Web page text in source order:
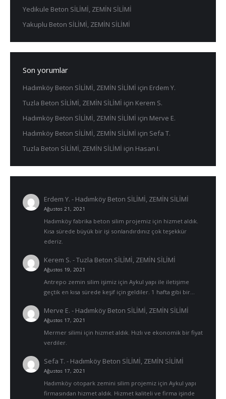
Yedikule Beton SİLİMİ, ZEMİN SİLİMİ
Yakuplu Beton SİLİMİ, ZEMİN SİLİMİ
Son yorumlar
Hadımköy Beton SİLİMİ, ZEMİN SİLİMİ için Erdem Y.
Tuzla Beton SİLİMİ, ZEMİN SİLİMİ için Kerem S.
Hadımköy Beton SİLİMİ, ZEMİN SİLİMİ için Merve E.
Hadımköy Beton SİLİMİ, ZEMİN SİLİMİ için Sefa T.
Tuzla Beton SİLİMİ, ZEMİN SİLİMİ için Hasan I.
Erdem Y. - Hadımköy Beton SİLİMİ, ZEMİN SİLİMİ
Ağustos 21, 2021
Hadımköy fabrika beton silim projemiz için hizmet aldık.
Kısa sürede büyük bir işi sonlandırdınız çok teşekkür
ederiz.
Kerem S. -Tuzla Beton SİLİMİ, ZEMİN SİLİMİ
Ağustos 19, 2021
Antrepo zemin silim işimiz için Aykul yapı ile iletişime
geçtik en kısa sürede keşif için geldiler. 1 hafta gibi bir…
Merve E. - Hadımköy Beton SİLİMİ, ZEMİN SİLİMİ
Ağustos 17, 2021
Mermer silimi için hizmet aldık. Hızlı ve ekonomik bir fiyat
verdiler.
Sefa T. - Hadımköy Beton SİLİMİ, ZEMİN SİLİMİ
Ağustos 17, 2021
Hadımköy otopark zemini silim projemiz için Aykul yapı
firmasından hizmet aldık. Hizmet kaliteli ve firma işinde